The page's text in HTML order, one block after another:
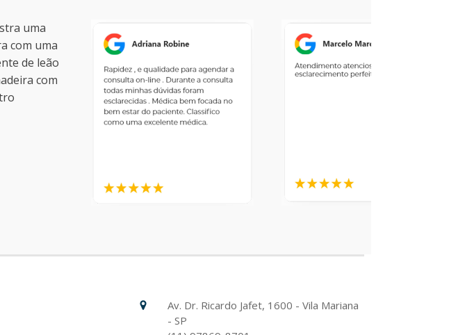
Av. Dr. Ricardo Jafet, 1600 - Vila Mariana
- SP